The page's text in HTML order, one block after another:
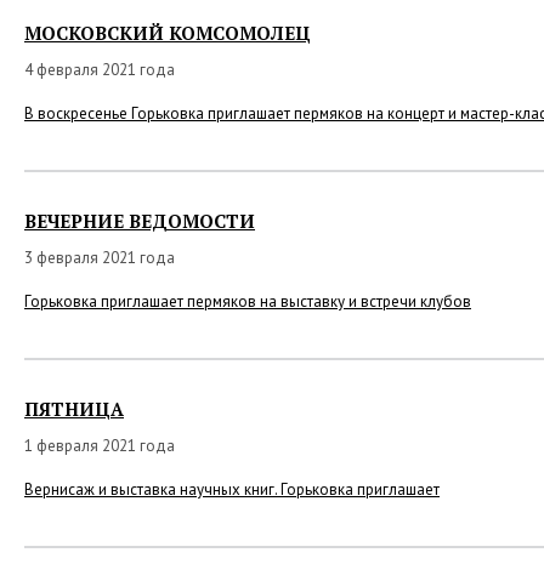
МОСКОВСКИЙ КОМСОМОЛЕЦ
4 февраля 2021 года
В воскресенье Горьковка приглашает пермяков на концерт и мастер-
ВЕЧЕРНИЕ ВЕДОМОСТИ
3 февраля 2021 года
Горьковка приглашает пермяков на выставку и встречи клубов
ПЯТНИЦА
1 февраля 2021 года
Вернисаж и выставка научных книг. Горьковка приглашает